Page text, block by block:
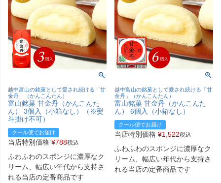
越中富山の銘菓として愛され続ける「甘
金丹」（かんこんたん）
富山銘菓 甘金丹（かんこんた
ん） 3個入（小箱なし）（※熨
斗掛け不可）
クール便でお届け
当店特別価格 ¥788税込
ふわふわのスポンジに濃厚なク
リーム、幅広い年代から支持さ
れる当店の定番商品です
越中富山の銘菓として愛され続ける「甘
金丹」（かんこんたん）
富山銘菓 甘金丹（かんこんた
ん） 6個入（小箱なし）
クール便でお届け
当店特別価格 ¥1,522税込
ふわふわのスポンジに濃厚なク
リーム、幅広い年代から支持さ
れる当店の定番商品です